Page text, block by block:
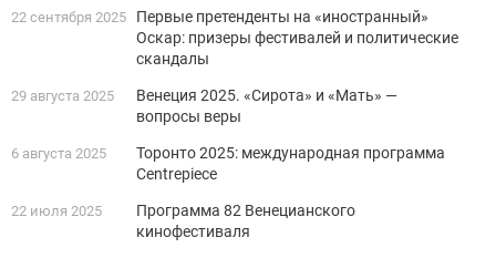
22 сентября 2025
Первые претенденты на «иностранный»
Оскар: призеры фестивалей и политические
скандалы
29 августа 2025
Венеция 2025. «Сирота» и «Мать» —
вопросы веры
6 августа 2025
Торонто 2025: международная программа
Centrepiece
22 июля 2025
Программа 82 Венецианского
кинофестиваля